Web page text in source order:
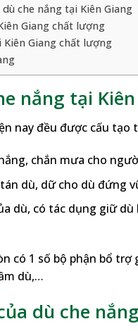
che nắng tại Kiên Giang
Giang chất lượng
Giang chất lượng
nắng tại
nay đều được cấu tạo
chắn mưa cho
dù, dữ cho dù đứng
dù, có tác dụng giữ
có 1 số bộ phận bổ
dù,…
dù che